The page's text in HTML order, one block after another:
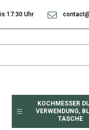
KOCHMESSER
VERWENDUNG,
TASCHE
17:30 Uhr